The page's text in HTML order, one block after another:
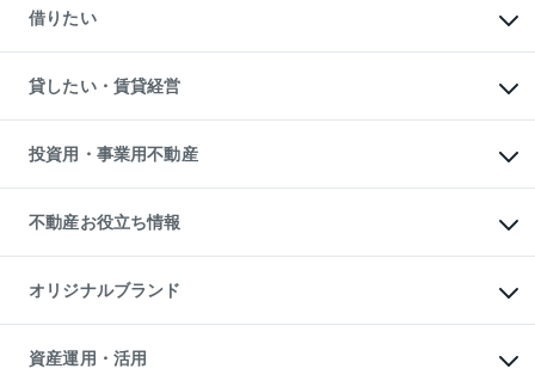
中古一戸建ての購入
不動産購入の流れ
注目キーワード物件特集
購入ガイド
English 繁体中文簡体中文
一戸建ての売却・査定
土地の売却・査定
スピードAI査定
不動産査定について
不動産売却の流れ
不動産買換えの流れ
売却ガイド
借りたい
オフィス・店舗の賃貸
借りるときの流れ
借りるガイド
貸したい・賃貸経営
マンション賃料データ
賃貸管理プラン
リロケーションについて
貸すガイド
投資用・事業用不動産
事業用不動産
マンション投資
投資用マンション
アパート経営
収益物件
ビル購入（ビル一棟）
投資用不動産の売却査定
不動産お役立ち情報
マンションライブラリー
人気マンションランキング
暮らしに役立つ不動産メディア
不動産相場・不動産価格情報
オリジナルブランド
一棟リノベーションマンション
L`GENTE（ルジェンテ）
資産運用・活用